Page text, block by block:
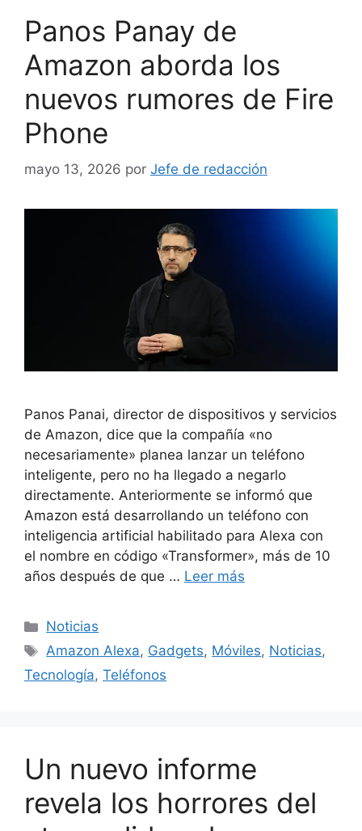
Panos Panay de
Amazon aborda los
nuevos rumores de Fire
Phone
mayo 13, 2026 por Jefe de redacción
Panos Panai, director de dispositivos y servicios
de Amazon, dice que la compañía «no
necesariamente» planea lanzar un teléfono
inteligente, pero no ha llegado a negarlo
directamente. Anteriormente se informó que
Amazon está desarrollando un teléfono con
inteligencia artificial habilitado para Alexa con
el nombre en código «Transformer», más de 10
años después de que … Leer más
Categorías
Noticias
Etiquetas
Amazon Alexa, Gadgets, Móviles, Noticias,
Tecnología, Teléfonos
Un nuevo informe
revela los horrores del